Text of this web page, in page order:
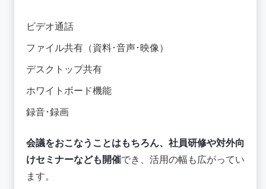
ビデオ通話
ファイル共有（資料･音声･映像）
デスクトップ共有
ホワイトボード機能
録音･録画
会議をおこなうことはもちろん、社員研修や対外向
けセミナーなども開催でき、活用の幅も広がってい
ます。